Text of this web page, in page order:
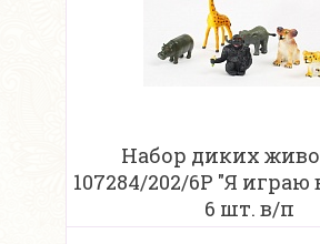
Набор диких
107284/202/6Р "Я играю
6 шт. в/п